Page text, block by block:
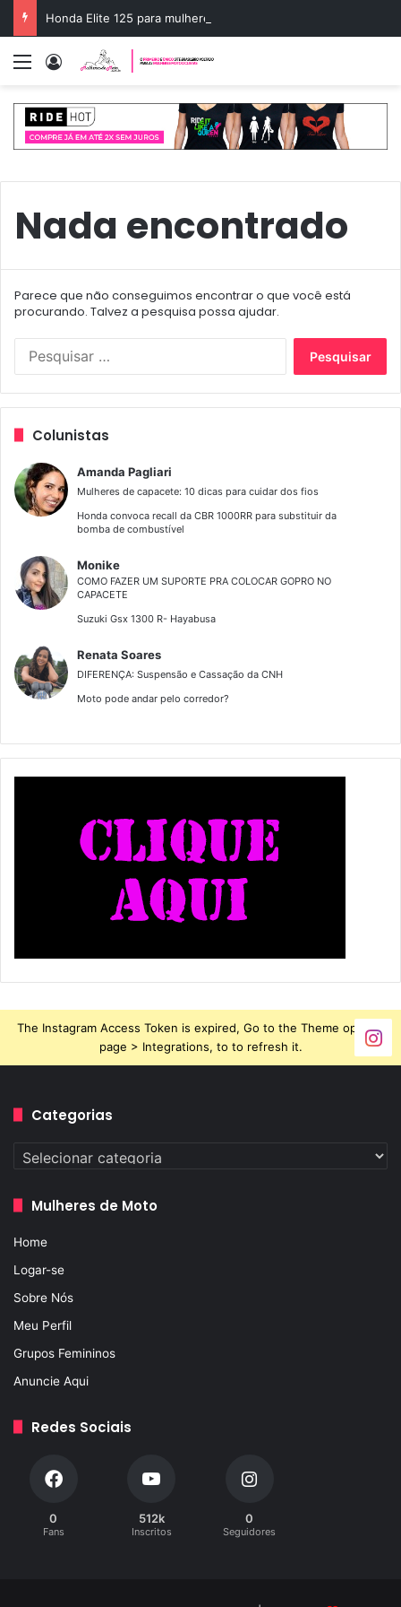
Honda Elite 125 para mulheres: o scooter ideal
Menu Entrar
Nada encontrado
Parece que não conseguimos encontrar o que você está
procurando. Talvez a pesquisa possa ajudar.
r
p
Colunistas
Amanda Pagliari
Mulheres de capacete: 10 dicas para cuidar dos fios
Honda convoca recall da CBR 1000RR para substituir da
bomba de combustível
Monike
COMO FAZER UM SUPORTE PRA COLOCAR GOPRO NO
CAPACETE
Suzuki Gsx 1300 R- Hayabusa
Renata Soares
DIFERENÇA: Suspensão e Cassação da CNH
Moto pode andar pelo corredor?
The Instagram Access Token is expired, Go to the Theme options
page > Integrations, to to refresh it.
Categorias
Categorias
Mulheres de Moto
Home
Logar-se
Sobre Nós
Meu Perfil
Grupos Femininos
Anuncie Aqui
Redes Sociais
0
Fans
512k
Inscritos
0
Seguidores